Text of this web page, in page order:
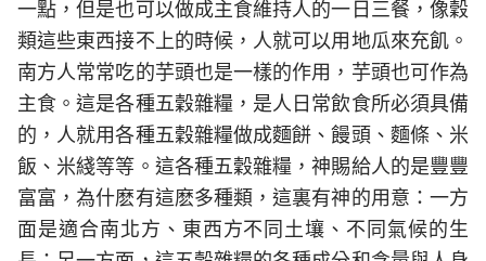
一點，但是也可以做成主食維持人的一日三餐，像穀
類這些東西接不上的時候，人就可以用地瓜來充飢。
南方人常常吃的芋頭也是一樣的作用，芋頭也可作為
主食。這是各種五穀雜糧，是人日常飲食所必須具備
的，人就用各種五穀雜糧做成麵餅、饅頭、麵條、米
飯、米綫等等。這各種五穀雜糧，神賜給人的是豐豐
富富，為什麽有這麽多種類，這裏有神的用意：一方
面是適合南北方、東西方不同土壤、不同氣候的生